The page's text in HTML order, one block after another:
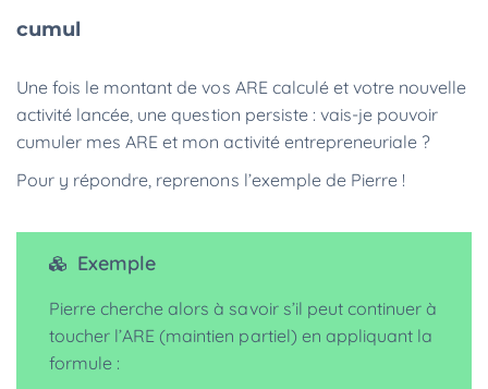
cumul
Une fois le montant de vos ARE calculé et votre nouvelle
activité lancée, une question persiste : vais-je pouvoir
cumuler mes ARE et mon activité entrepreneuriale ?
Pour y répondre, reprenons l’exemple de Pierre !
Exemple
Pierre cherche alors à savoir s’il peut continuer à
toucher l’ARE (maintien partiel) en appliquant la
formule :